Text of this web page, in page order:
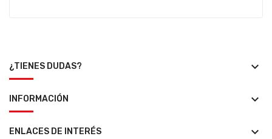
¿TIENES DUDAS? keyboard_arrow_down
INFORMACIÓN keyboard_arrow_down
ENLACES DE INTERÉS keyboard_arrow_down